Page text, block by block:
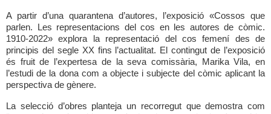
A partir d’una quarantena d’autores, l’exposició «Cossos que
parlen. Les representacions del cos en les autores de còmic.
1910-2022» explora la representació del cos femení des de
principis del segle XX fins l’actualitat. El contingut de l’exposició
és fruit de l’expertesa de la seva comissària, Marika Vila, en
l’estudi de la dona com a objecte i subjecte del còmic aplicant la
perspectiva de gènere.
La selecció d’obres planteja un recorregut que demostra com